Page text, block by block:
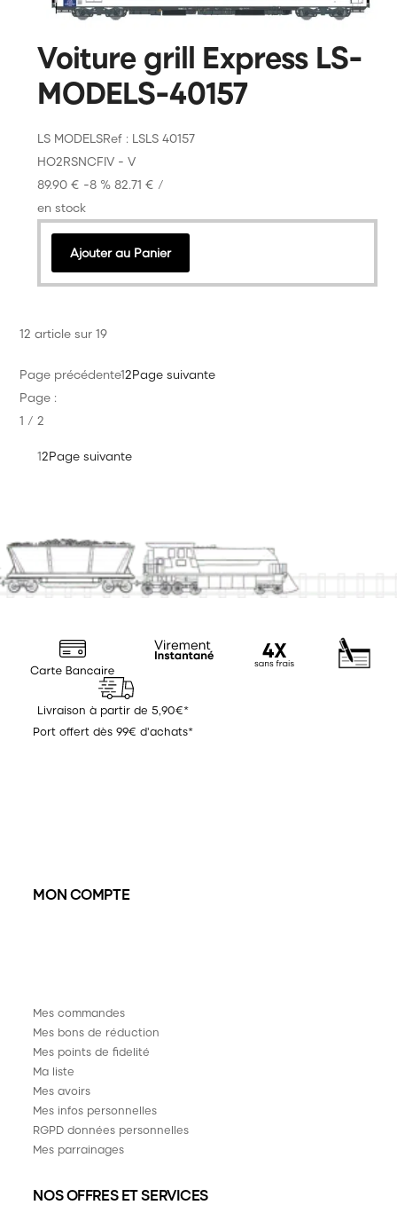
Voiture grill Express LS-
MODELS-40157
LS MODELSRef : LSLS 40157
HO2RSNCFIV - V
89.90 € -8 % 82.71 € /
en stock
Ajouter au Panier
12 article sur 19
Page précédente12Page suivante
Page :
1 / 2
12Page suivante
Livraison à partir de 5,90€*
Port offert dès 99€ d'achats*
MON COMPTE
Mes commandes
Mes bons de réduction
Mes points de fidelité
Ma liste
Mes avoirs
Mes infos personnelles
RGPD données personnelles
Mes parrainages
NOS OFFRES ET SERVICES